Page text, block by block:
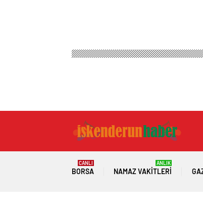
BORSA
CANLI
NAMAZ VAKITLERI
ANLIK